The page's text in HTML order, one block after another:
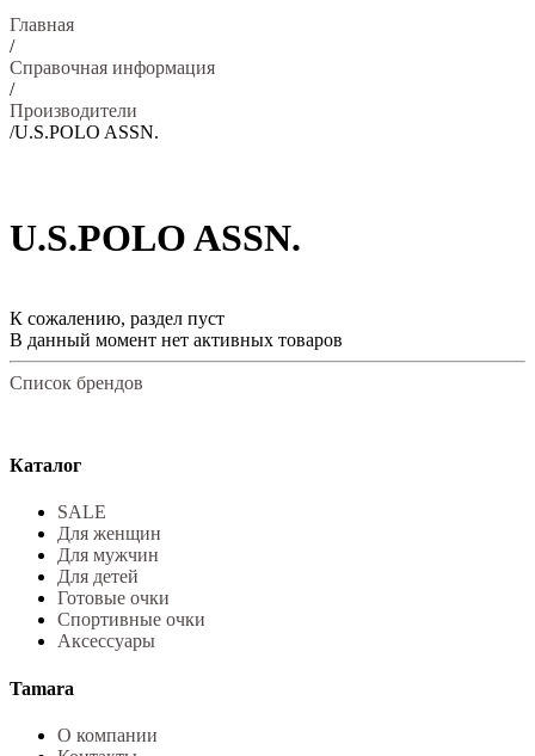
Главная
/
Справочная информация
/
Производители
/U.S.POLO ASSN.
U.S.POLO ASSN.
К сожалению, раздел пуст
В данный момент нет активных товаров
Список брендов
Каталог
SALE
Для женщин
Для мужчин
Для детей
Готовые очки
Спортивные очки
Аксессуары
Tamara
О компании